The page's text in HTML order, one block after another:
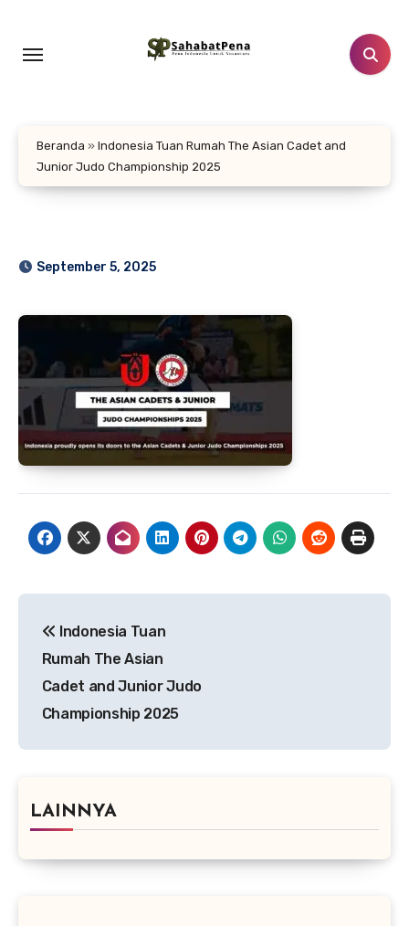
konten
Beranda » Indonesia Tuan Rumah The Asian Cadet and
Junior Judo Championship 2025
September 5, 2025
pos
Indonesia Tuan
Rumah The Asian
Cadet and Junior Judo
Championship 2025
LAINNYA